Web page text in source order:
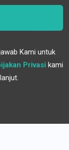
Kami untuk
Privasi kami